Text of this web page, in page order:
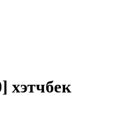
хэтчбек